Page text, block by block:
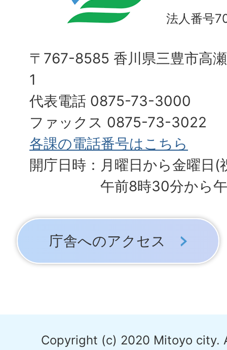
法人番号
〒767-8585 香川県三豊市高
1
代表電話 0875-73-3000
ファックス 0875-73-3022
各課の電話番号はこちら
開庁日時：月曜日から金曜日(
午前8時30分から
庁舎へのアクセス
Copyright (c) 2020 Mitoyo city.